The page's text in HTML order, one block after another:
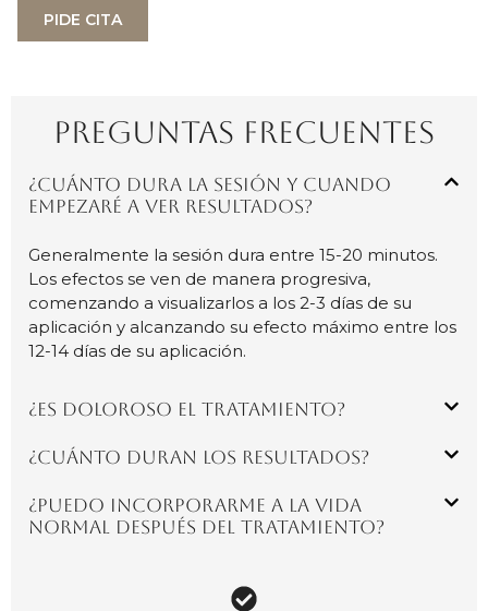
PIDE CITA
PREGUNTAS FRECUENTES
¿Cuánto dura la sesión y cuando
empezaré a ver resultados?
Generalmente la sesión dura entre 15-20 minutos.
Los efectos se ven de manera progresiva,
comenzando a visualizarlos a los 2-3 días de su
aplicación y alcanzando su efecto máximo entre los
12-14 días de su aplicación.
¿Es doloroso el tratamiento?
¿Cuánto duran los resultados?
¿Puedo incorporarme a la vida
normal después del tratamiento?